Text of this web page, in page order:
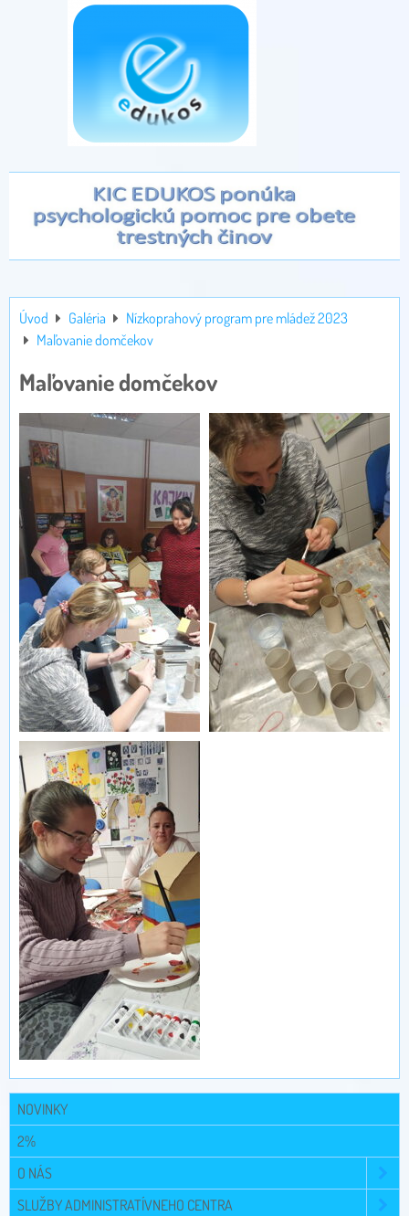
Úvod Galéria
Nízkoprahový program pre mládež 2023
Maľovanie domčekov
Maľovanie domčekov
NOVINKY
2%
O NÁS
SLUŽBY ADMINISTRATÍVNEHO CENTRA